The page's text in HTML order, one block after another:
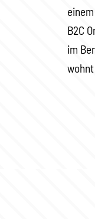
B2C
im